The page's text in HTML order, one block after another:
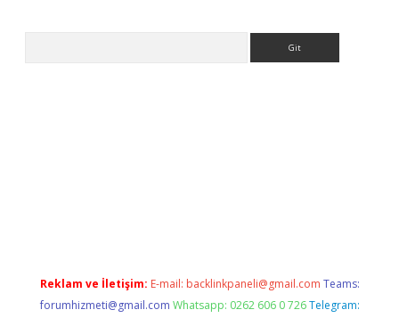
Reklam ve İletişim: E-mail: backlinkpaneli@gmail.com Teams:
forumhizmeti@gmail.com Whatsapp: 0262 606 0 726 Telegram: